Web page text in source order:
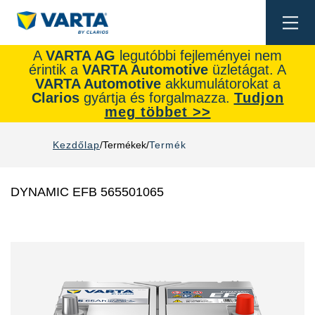
A VARTA AG legutóbbi fejleményei nem
érintik a VARTA Automotive üzletágat. A
VARTA Automotive akkumulátorokat a
Clariosgyártja és forgalmazza. Tudjon
meg többet >>
Kezdőlap Termékek Termék
DYNAMIC EFB 565501065